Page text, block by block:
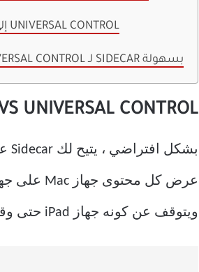
قم بالتبديل من SIDECAR إلى UNIVERSAL CONTROL
قم بالتبديل بين نظام UNIVERSAL CONTROL لـ SIDECAR بسهولة
UNIVERSAL CONTROL
ويتوقف عن كونه جهاز iPad حتى وقت استخدامه في وضع Sidecar.